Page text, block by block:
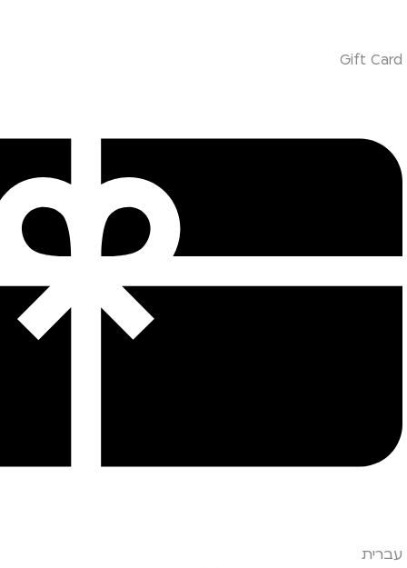
Gift Card
עברית